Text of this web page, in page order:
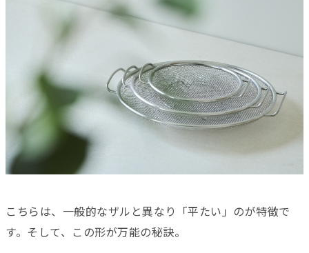
こちらは、一般的なザルと異なり「平たい」のが特徴で
す。そして、この形が万能の秘訣。